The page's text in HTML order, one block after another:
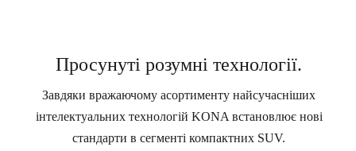
Просунуті розумні технології.
Завдяки вражаючому асортименту найсучасніших
інтелектуальних технологій KONA встановлює нові
стандарти в сегменті компактних SUV.